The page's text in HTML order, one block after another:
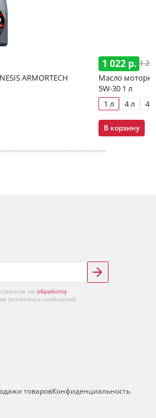
ARMORTECH
1 022 р. 1
Масло
5W-30 1 л
1 л
4 л 4
В корзину
на обработку
рекламных сообщений
товаровКонфиденциальность